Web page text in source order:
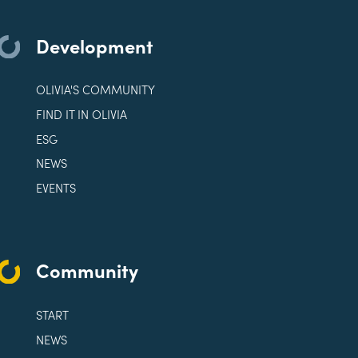
Development
OLIVIA'S COMMUNITY
FIND IT IN OLIVIA
ESG
NEWS
EVENTS
Community
START
NEWS